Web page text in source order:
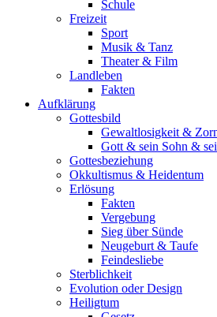
Schule
Freizeit
Sport
Musik & Tanz
Theater & Film
Landleben
Fakten
Aufklärung
Gottesbild
Gewaltlosigkeit &
Gott & sein Sohn &
Gottesbeziehung
Okkultismus & Heidentum
Erlösung
Fakten
Vergebung
Sieg über Sünde
Neugeburt & Taufe
Feindesliebe
Sterblichkeit
Evolution oder Design
Heiligtum